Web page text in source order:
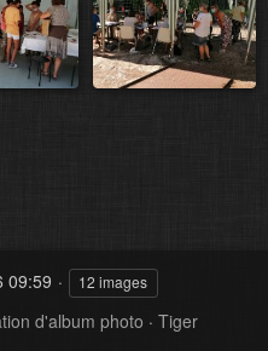
09:59 12 images
d'album photo · Tiger